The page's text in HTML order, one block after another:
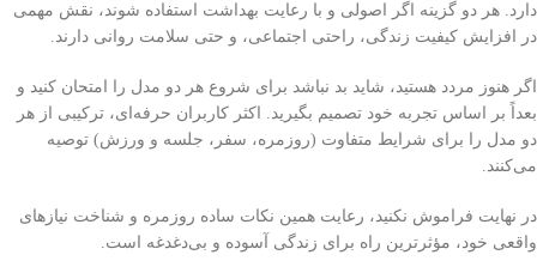
دارد. هر دو گزینه اگر اصولی و با رعایت بهداشت استفاده شوند، نقش مهمی
در افزایش کیفیت زندگی، راحتی اجتماعی، و حتی سلامت روانی دارند.
اگر هنوز مردد هستید، شاید بد نباشد برای شروع هر دو مدل را امتحان کنید و
بعداً بر اساس تجربه خود تصمیم بگیرید. اکثر کاربران حرفه‌ای، ترکیبی از هر
دو مدل را برای شرایط متفاوت (روزمره، سفر، جلسه و ورزش) توصیه
می‌کنند.
در نهایت فراموش نکنید، رعایت همین نکات ساده روزمره و شناخت نیازهای
واقعی خود، مؤثرترین راه برای زندگی آسوده و بی‌دغدغه است.